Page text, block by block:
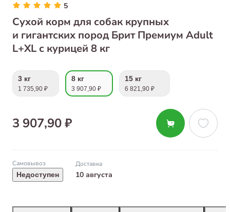
5
Сухой корм для собак крупных
и гигантских пород Брит Премиум Adult
L+XL с курицей 8 кг
3 кг
1 735,90 ₽
8 кг
3 907,90 ₽
15 кг
6 821,90 ₽
3 907,90 ₽
Самовывоз
Недоступен
Доставка
10 августа